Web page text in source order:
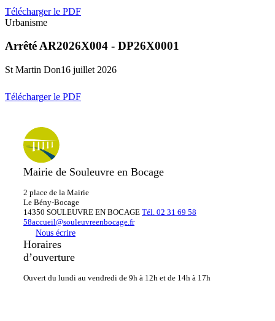
Télécharger le PDF
Urbanisme
Arrêté AR2026X004 - DP26X0001
St Martin Don16 juillet 2026
Télécharger le PDF
Mairie de Souleuvre en Bocage
2 place de la Mairie
Le Bény-Bocage
14350 SOULEUVRE EN BOCAGE Tél. 02 31 69 58
58accueil@souleuvreenbocage.fr
Nous écrire
Horaires
d’ouverture
Ouvert du lundi au vendredi de 9h à 12h et de 14h à 17h